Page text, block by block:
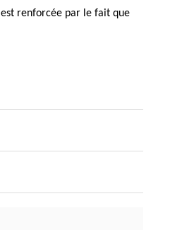
est renforcée par le fait que